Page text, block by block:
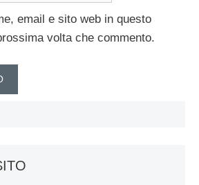
email e sito web in questo
volta che commento.